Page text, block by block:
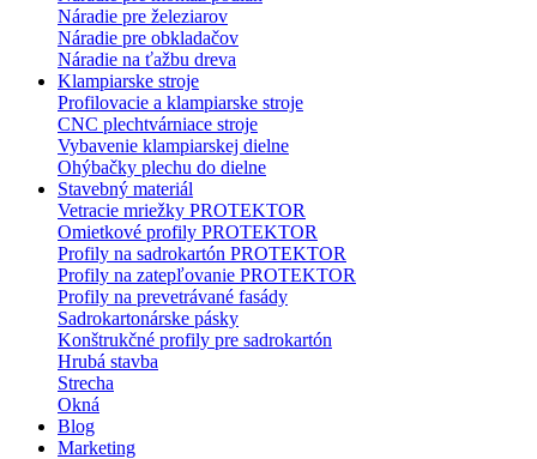
Náradie pre železiarov
Náradie pre obkladačov
Náradie na ťažbu dreva
Klampiarske stroje
Profilovacie a klampiarske stroje
CNC plechtvárniace stroje
Vybavenie klampiarskej dielne
Ohýbačky plechu do dielne
Stavebný materiál
Vetracie mriežky PROTEKTOR
Omietkové profily PROTEKTOR
Profily na sadrokartón PROTEKTOR
Profily na zatepľovanie PROTEKTOR
Profily na prevetrávané fasády
Sadrokartonárske pásky
Konštrukčné profily pre sadrokartón
Hrubá stavba
Strecha
Okná
Blog
Marketing